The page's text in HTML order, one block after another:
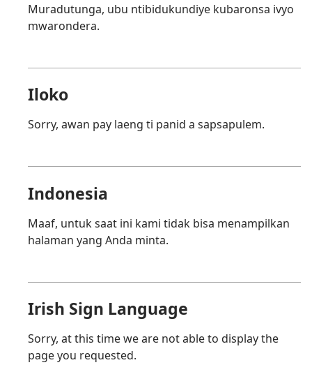
Muradutunga, ubu ntibidukundiye kubaronsa ivyo
mwarondera.
Iloko
Sorry, awan pay laeng ti panid a sapsapulem.
Indonesia
Maaf, untuk saat ini kami tidak bisa menampilkan
halaman yang Anda minta.
Irish Sign Language
Sorry, at this time we are not able to display the
page you requested.